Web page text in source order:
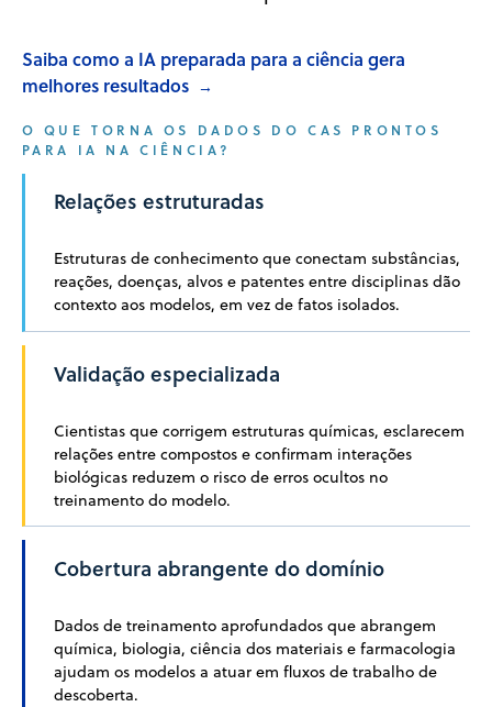
Saiba como a IA preparada para a ciência gera
melhores resultados →
O QUE TORNA OS DADOS DO CAS PRONTOS
PARA IA NA CIÊNCIA?
Alfabetização química e biológica
Os modelos de IA devem interpretar corretamente a
Relações estruturadas
Estruturas de conhecimento que conectam substâncias,
reações, doenças, alvos e patentes entre disciplinas dão
contexto aos modelos, em vez de fatos isolados.
Validação especializada
Cientistas que corrigem estruturas químicas, esclarecem
relações entre compostos e confirmam interações
biológicas reduzem o risco de erros ocultos no
treinamento do modelo.
Cobertura abrangente do domínio
Dados de treinamento aprofundados que abrangem
química, biologia, ciência dos materiais e farmacologia
ajudam os modelos a atuar em fluxos de trabalho de
descoberta.